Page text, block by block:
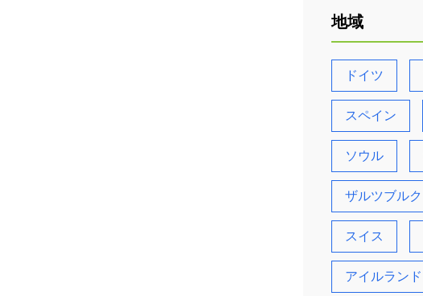
地域
ドイツ
スペイン
ソウル
ザルツブルク
スイス
アイルランド